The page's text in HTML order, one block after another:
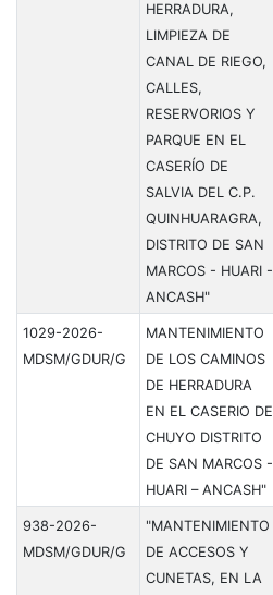
HERRADURA,
LIMPIEZA DE
CANAL DE RIEGO,
CALLES,
RESERVORIOS Y
PARQUE EN EL
CASERÍO DE
SALVIA DEL C.P.
QUINHUARAGRA,
DISTRITO DE SAN
MARCOS - HUARI -
ANCASH"
1029-2026-
MDSM/GDUR/G
MANTENIMIENTO
DE LOS CAMINOS
DE HERRADURA
EN EL CASERIO DE
CHUYO DISTRITO
DE SAN MARCOS -
HUARI – ANCASH"
938-2026-
MDSM/GDUR/G
"MANTENIMIENTO
DE ACCESOS Y
CUNETAS, EN LA